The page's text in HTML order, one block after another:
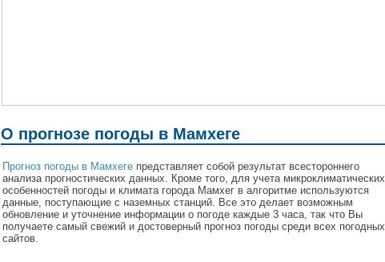
О прогнозе погоды в Мамхеге
Прогноз погоды в Мамхеге представляет собой результат всестороннего
анализа прогностических данных. Кроме того, для учета микроклиматических
особенностей погоды и климата города Мамхег в алгоритме используются
данные, поступающие с наземных станций. Все это делает возможным
обновление и уточнение информации о погоде каждые 3 часа, так что Вы
получаете самый свежий и достоверный прогноз погоды среди всех погодных
сайтов.